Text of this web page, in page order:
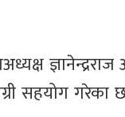
सहयोग गरेका